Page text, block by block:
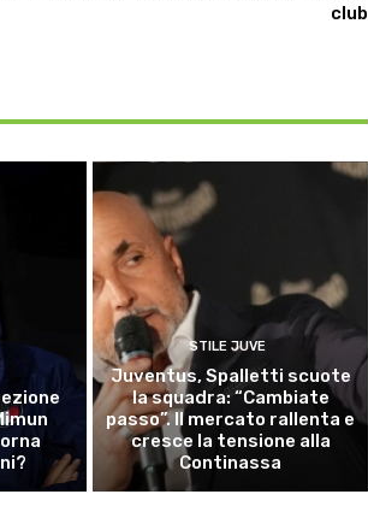
club
STILE JUVE
Juventus, Spalletti scuote
la squadra: “Cambiate
passo”. Il mercato rallenta e
cresce la tensione alla
Continassa